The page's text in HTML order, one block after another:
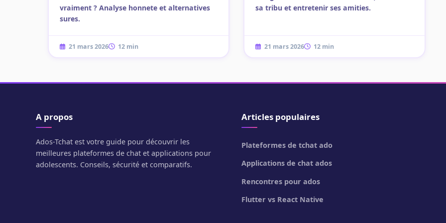
vraiment ? Analyse honnete et alternatives
sures.
21 mars 2026 12 min
sa tribu et entretenir ses amities.
21 mars 2026 12 min
A propos
Ados-Tchat est votre guide pour découvrir les
meilleures plateformes de chat et applications pour
adolescents. Conseils, sécurité et comparatifs.
Articles populaires
Plateformes de tchat ado
Applications de chat ados
Rencontres pour ados
Flutter vs React Native